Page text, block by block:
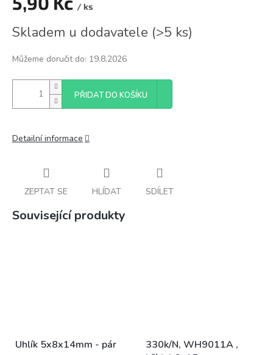
/ ks
cena:
Skladem u dodavatele (>5 ks)
Můžeme doručit do: 19.8.2026
PŘIDAT DO KOŠÍKU
Detailní informace
ZEPTAT SE HLÍDAT SDÍLET
Související produkty
Uhlík 5x8x14mm - pár
330k/N, WH9011A ,